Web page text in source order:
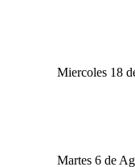
Miercoles 18
Martes 6 de